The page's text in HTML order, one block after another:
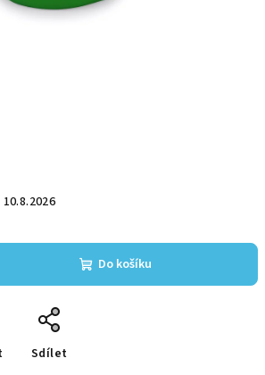
10.8.2026
Do košíku
Sdílet